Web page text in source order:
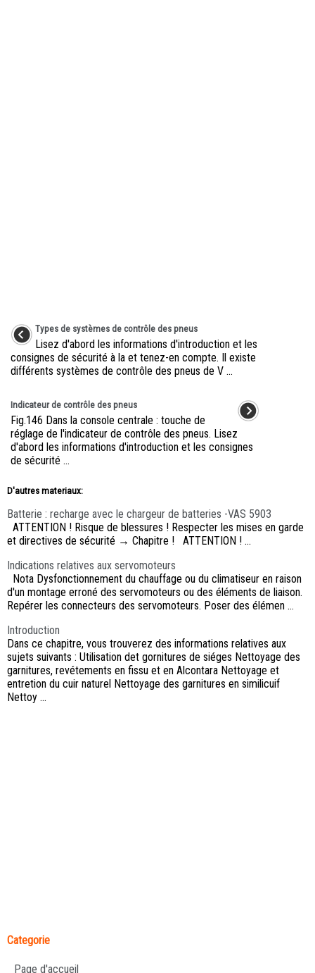
Types de systèmes de contrôle des pneus
Lisez d'abord les informations d'introduction et les
consignes de sécurité à la et tenez-en compte. Il existe
différents systèmes de contrôle des pneus de V ...
Indicateur de contrôle des pneus
Fig.146 Dans la console centrale : touche de
réglage de l'indicateur de contrôle des pneus. Lisez
d'abord les informations d'introduction et les consignes
de sécurité ...
D'autres materiaux:
Batterie : recharge avec le chargeur de batteries -VAS 5903
ATTENTION ! Risque de blessures ! Respecter les mises en garde
et directives de sécurité → Chapitre ! ATTENTION ! ...
Indications relatives aux servomoteurs
Nota Dysfonctionnement du chauffage ou du climatiseur en raison
d'un montage erroné des servomoteurs ou des éléments de liaison.
Repérer les connecteurs des servomoteurs. Poser des élémen ...
Introduction
Dans ce chapitre, vous trouverez des informations relatives aux
sujets suivants : Utilisation det gornitures de siéges Nettoyage des
garnitures, revétements en fissu et en Alcontara Nettoyage et
entretion du cuir naturel Nettoyage des garnitures en similicuif
Nettoy ...
Categorie
Page d'accueil